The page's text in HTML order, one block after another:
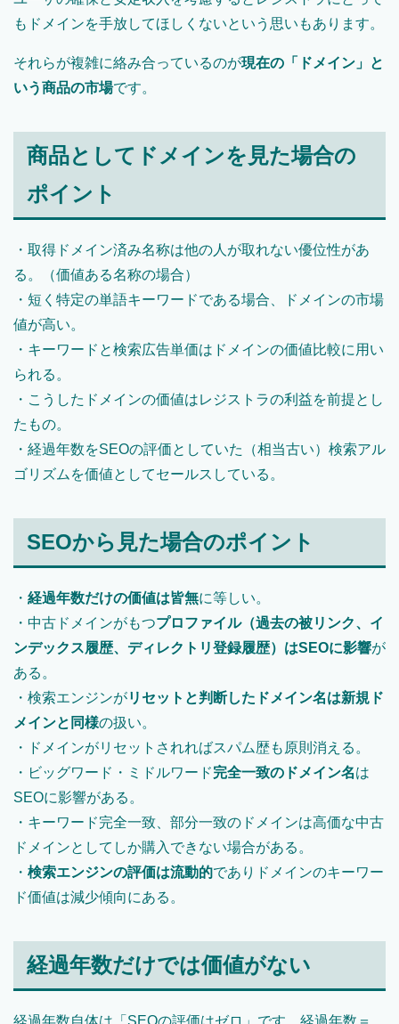
もドメインを手放してほしくないという思いもあります。
それらが複雑に絡み合っているのが現在の「ドメイン」と
いう商品の市場です。
商品としてドメインを見た場合の
ポイント
・取得ドメイン済み名称は他の人が取れない優位性があ
る。（価値ある名称の場合）
・短く特定の単語キーワードである場合、ドメインの市場
値が高い。
・キーワードと検索広告単価はドメインの価値比較に用い
られる。
・こうしたドメインの価値はレジストラの利益を前提とし
たもの。
・経過年数をSEOの評価としていた（相当古い）検索アル
ゴリズムを価値としてセールスしている。
SEOから見た場合のポイント
・ 経過年数だけの価値は皆無に等しい。
・中古ドメインがもつプロファイル（過去の被リンク、イ
ンデックス履歴、ディレクトリ登録履歴）はSEOに影響が
ある。
・検索エンジンがリセットと判断したドメイン名は新規ド
メインと同様の扱い。
・ドメインがリセットされればスパム歴も原則消える。
・ビッグワード・ミドルワード完全一致のドメイン名は
SEOに影響がある。
・キーワード完全一致、部分一致のドメインは高価な中古
ドメインとしてしか購入できない場合がある。
・ 検索エンジンの評価は流動的でありドメインのキーワー
ド価値は減少傾向にある。
経過年数だけでは価値がない
経過年数自体は「SEOの評価はゼロ」です。経過年数＝